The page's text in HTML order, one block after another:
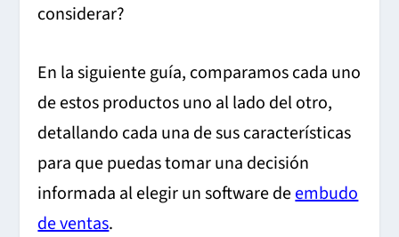
considerar?
En la siguiente guía, comparamos cada uno
de estos productos uno al lado del otro,
detallando cada una de sus características
para que puedas tomar una decisión
informada al elegir un software deembudo
de ventas.